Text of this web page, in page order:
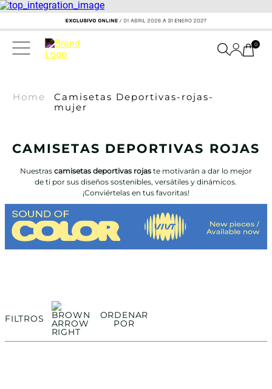
0
Home
Camisetas Deportivas-rojas-
mujer
CAMISETAS DEPORTIVAS ROJAS
Nuestras camisetas deportivas rojaste motivarán a dar lo mejor
de ti por sus diseños sostenibles, versátiles y dinámicos.
¡Conviértelas en tus favoritas!
FILTROS ORDENAR
POR